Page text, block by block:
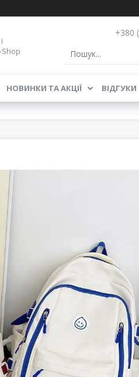
Shop
+380
НОВИНКИ ТА АКЦІЇ ВІДГУКИ